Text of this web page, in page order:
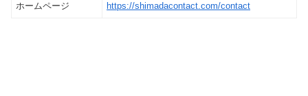
ホームページ https://shimadacontact.com/contact